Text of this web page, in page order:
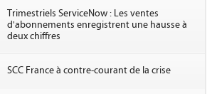
Trimestriels ServiceNow : Les ventes
d'abonnements enregistrent une hausse à
deux chiffres
SCC France à contre-courant de la crise